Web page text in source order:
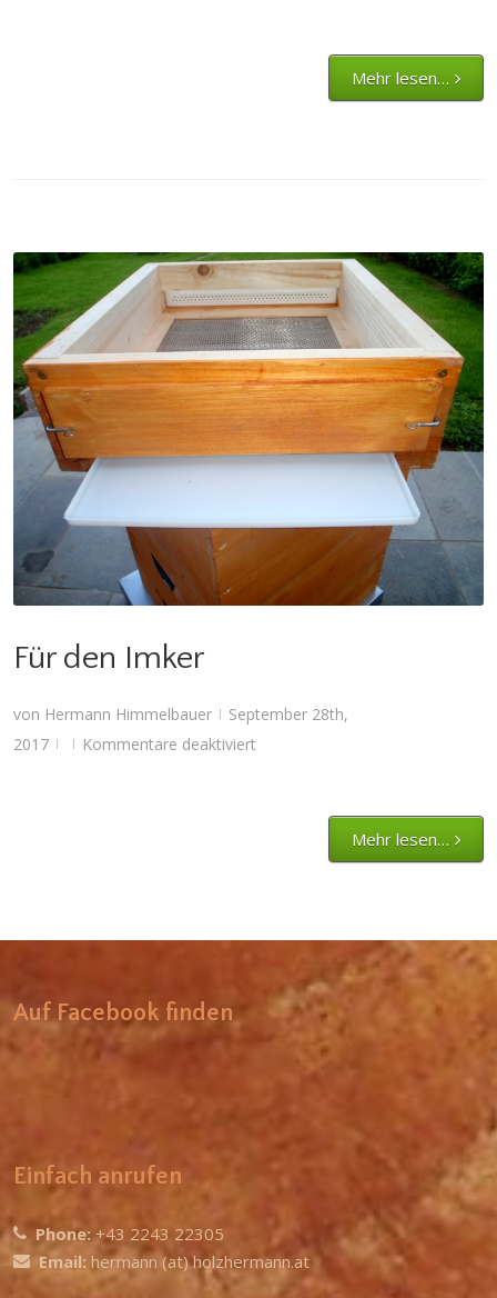
Mehr lesen…
Für den Imker
Für den Imker
von Hermann Himmelbauer |
September 28th,
2017 | | Kommentare deaktiviert
Mehr lesen…
Auf Facebook finden
Einfach anrufen
Phone: +43 2243 22305
Email: hermann (at) holzhermann.at